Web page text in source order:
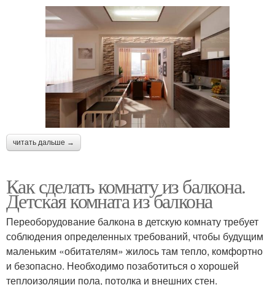
читать дальше →
Как сделать комнату из балкона.
Детская комната из балкона
Переоборудование балкона в детскую комнату требует
соблюдения определенных требований, чтобы будущим
маленьким «обитателям» жилось там тепло, комфортно
и безопасно. Необходимо позаботиться о хорошей
теплоизоляции пола, потолка и внешних стен.